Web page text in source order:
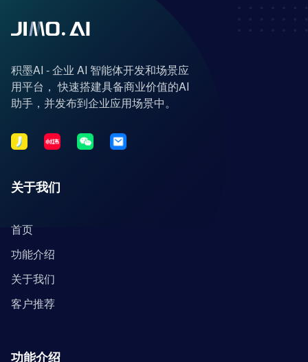
积墨AI - 企业 AI 智能体开发和场景应
用平台， 快速搭建具备商业价值的AI
助手，并发布到企业应用场景中。
关于我们
首页
功能介绍
关于我们
客户推荐
功能介绍